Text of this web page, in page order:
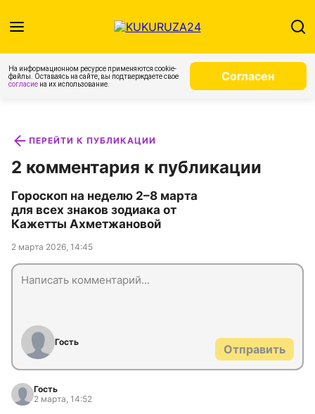
На информационном ресурсе применяются cookie-
файлы. Оставаясь на сайте, вы подтверждаете свое
согласие на их использование.
Согласен
ПЕРЕЙТИ К ПУБЛИКАЦИИ
2 комментария к публикации
Гороскоп на неделю 2–8 марта
для всех знаков зодиака от
Кажетты Ахметжановой
2 марта 2026, 14:45
Гость
Отправить
Гость
2 марта, 14:52